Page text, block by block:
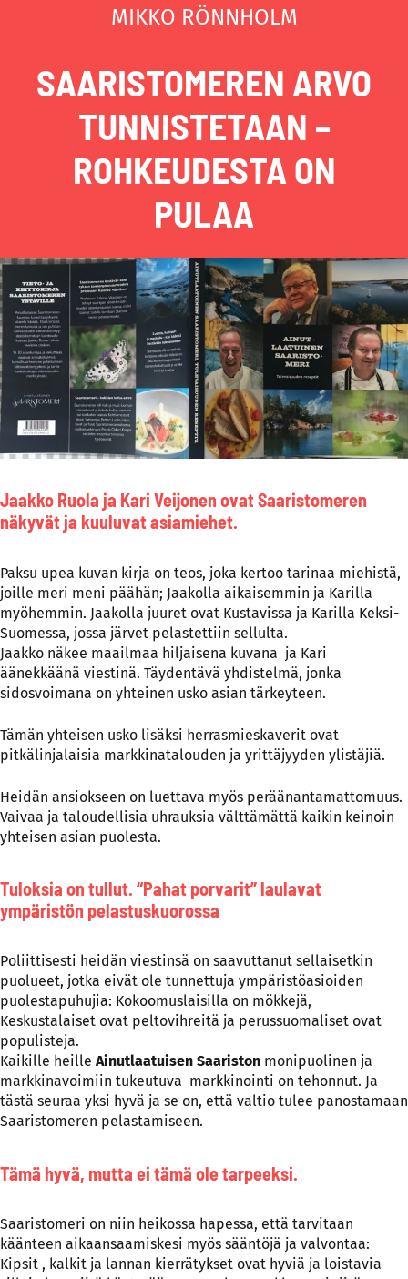
MIKKO RÖNNHOLM
SAARISTOMEREN ARVO
TUNNISTETAAN –
ROHKEUDESTA ON
PULAA
Jaakko Ruola ja Kari Veijonen ovat Saaristomeren
näkyvät ja kuuluvat asiamiehet.
Paksu upea kuvan kirja on teos, joka kertoo tarinaa miehistä,
joille meri meni päähän; Jaakolla aikaisemmin ja Karilla
myöhemmin. Jaakolla juuret ovat Kustavissa ja Karilla Keksi-
Suomessa, jossa järvet pelastettiin sellulta.
Jaakko näkee maailmaa hiljaisena kuvana ja Kari
äänekkäänä viestinä. Täydentävä yhdistelmä, jonka
sidosvoimana on yhteinen usko asian tärkeyteen.
Tämän yhteisen usko lisäksi herrasmieskaverit ovat
pitkälinjalaisia markkinatalouden ja yrittäjyyden ylistäjiä.
Heidän ansiokseen on luettava myös peräänantamattomuus.
Vaivaa ja taloudellisia uhrauksia välttämättä kaikin keinoin
yhteisen asian puolesta.
Tuloksia on tullut. “Pahat porvarit” laulavat
ympäristön pelastuskuorossa
Poliittisesti heidän viestinsä on saavuttanut sellaisetkin
puolueet, jotka eivät ole tunnettuja ympäristöasioiden
puolestapuhujia: Kokoomuslaisilla on mökkejä,
Keskustalaiset ovat peltovihreitä ja perussuomaliset ovat
populisteja.
Kaikille heille Ainutlaatuisen Saariston monipuolinen ja
markkinavoimiin tukeutuva markkinointi on tehonnut. Ja
tästä seuraa yksi hyvä ja se on, että valtio tulee panostamaan
Saaristomeren pelastamiseen.
Tämä hyvä, mutta ei tämä ole tarpeeksi.
Saaristomeri on niin heikossa hapessa, että tarvitaan
käänteen aikaansaamiskesi myös sääntöjä ja valvontaa:
Kipsit , kalkit ja lannan kierrätykset ovat hyviä ja loistavia